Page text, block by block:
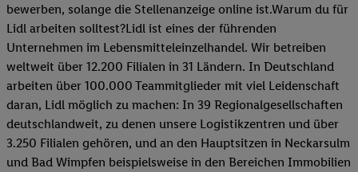
bewerben, solange die Stellenanzeige online ist.Warum du für
Lidl arbeiten solltest?Lidl ist eines der führenden
Unternehmen im Lebensmitteleinzelhandel. Wir betreiben
weltweit über 12.200 Filialen in 31 Ländern. In Deutschland
arbeiten über 100.000 Teammitglieder mit viel Leidenschaft
daran, Lidl möglich zu machen: In 39 Regionalgesellschaften
deutschlandweit, zu denen unsere Logistikzentren und über
3.250 Filialen gehören, und an den Hauptsitzen in Neckarsulm
und Bad Wimpfen beispielsweise in den Bereichen Immobilien